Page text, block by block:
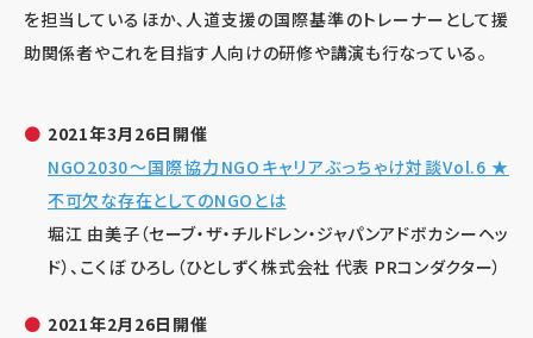
を担当しているほか、人道支援の国際基準のトレーナーとして援
助関係者やこれを目指す人向けの研修や講演も行なっている。
2021年3月26日開催
NGO2030～国際協力NGOキャリアぶっちゃけ対談Vol.6 ★
不可欠な存在としてのNGOとは
堀江 由美子（セーブ・ザ・チルドレン・ジャパンアドボカシーヘッ
ド）、こくぼ ひろし（ひとしずく株式会社 代表 PRコンダクター）
2021年2月26日開催